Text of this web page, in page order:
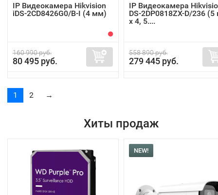
IP Видеокамера Hikvision
iDS-2CD8426G0/B-I (4 мм)
160 990 руб.
80 495 руб.
IP Видеокамера
DS-2DP0818ZX-D/236
x 4, 5....
558 890 руб.
279 445 руб.
1 2 →
Хиты продаж
NEW!